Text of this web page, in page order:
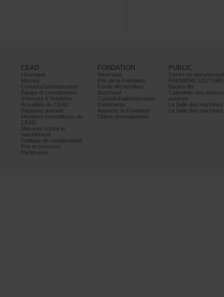
CEAD
Historique
Mission
Conseild’administration
Équipeetcoordonnées
S’inscrireàl’infolettre
ActualitésduCEAD
Rapportsannuels
Membreshonorifiquesdu
CEAD
Mesurescontrele
harcèlement
Politiquedeconfidentialité
Prixetconcours
Partenaires
FONDATION
Historique
PrixdelaFondation
FondsMichelMarc
Bouchard
Conseild’administration
Partenaires
AppuyezlaFondation
Objetspromotionnels
PUBLIC
PREMIÈRELECTURE
Divans-lits
autrices